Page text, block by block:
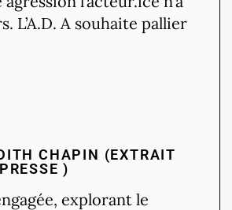
L’A.D. A souhaite pallier
CHAPIN (EXTRAIT
)
explorant le